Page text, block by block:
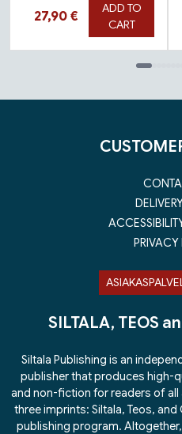
Hinta nyt
27,90 €
ADD TO
CART
SILTALA, TEOS
Siltala Publishing is an
publisher that produces high-
and non-fiction for readers of
three imprints: Siltala, Teos,
publishing program.